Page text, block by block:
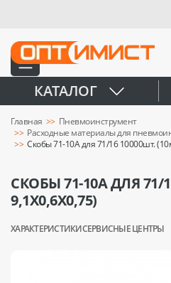
КАТАЛОГ
Главная
Пневмоинструмент
Расходные материалы для
Скобы 71-10А для 71/16 10000шт.
СКОБЫ 71-10А ДЛЯ 71/
9,1Х0,6Х0,75)
ХАРАКТЕРИСТИКИСЕРВИСНЫЕ ЦЕНТРЫ